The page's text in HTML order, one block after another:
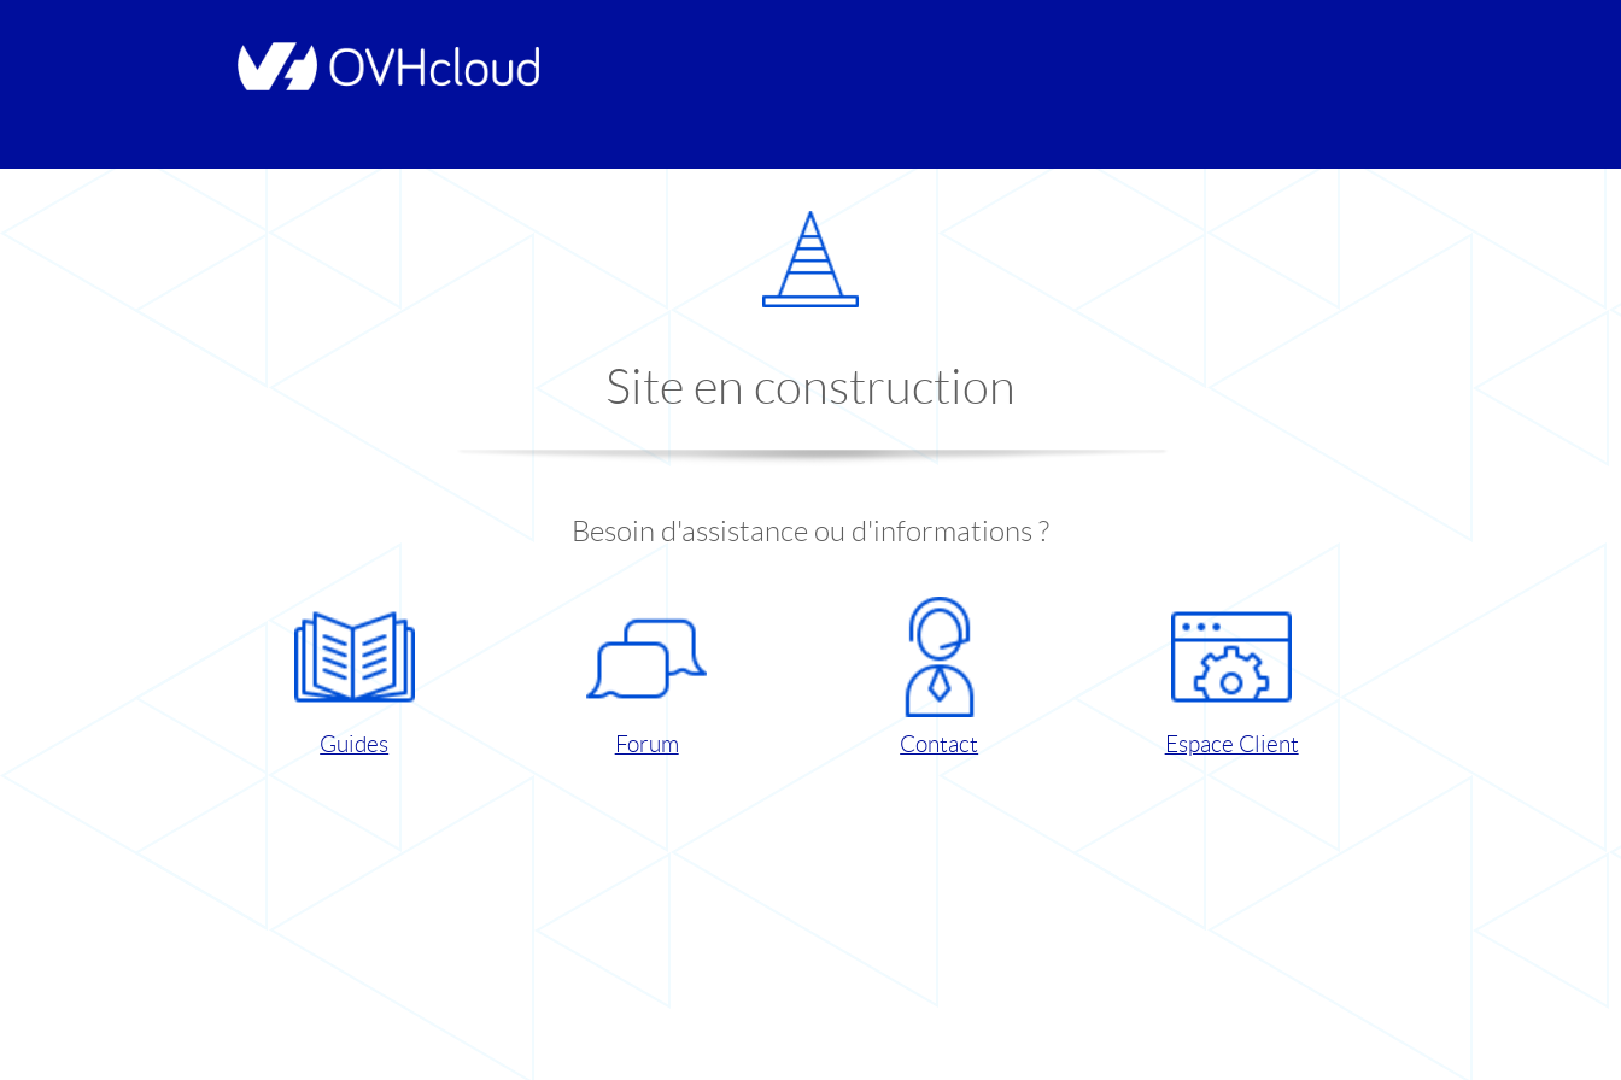
Site en construction
Besoin d'assistance ou d'informations ?
Guides Forum Contact Espace Client